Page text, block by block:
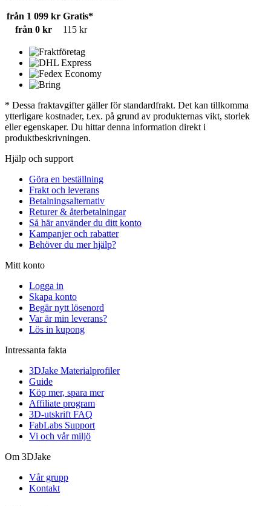
från 1 099 kr Gratis*
från 0 kr
115 kr
* Dessa fraktavgifter gäller för standardfrakt. Det kan tillkomma
ytterligare kostnader, t.ex. på grund av produkternas vikt, storlek
eller egenskaper. Du hittar denna information direkt i
produktbeskrivningen.
Hjälp och support
Göra en beställning
Frakt och leverans
Betalningsalternativ
Returer & återbetalningar
Så här använder du ditt konto
Kampanjer och rabatter
Behöver du mer hjälp?
Mitt konto
Logga in
Skapa konto
Begär nytt lösenord
Var är min leverans?
Lös in kupong
Intressanta fakta
3DJake Materialprofiler
Guide
Köp mer, spara mer
Affiliate program
3D-utskrift FAQ
FabLabs Support
Vi och vår miljö
Om 3DJake
Vår grupp
Kontakt